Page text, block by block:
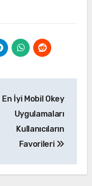
En İyi Mobil Okey
Uygulamaları
Kullanıcıların
Favorileri